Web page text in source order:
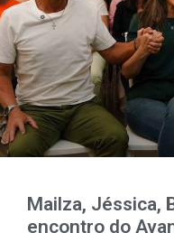
Mailza, Jéssica,
encontro do